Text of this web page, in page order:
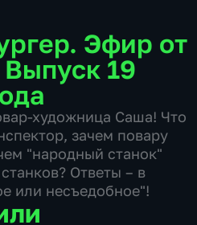
Эфир от
Выпуск 19
художница Саша! Что
зачем повару
"народный станок"
Ответы – в
или несъедобное"!